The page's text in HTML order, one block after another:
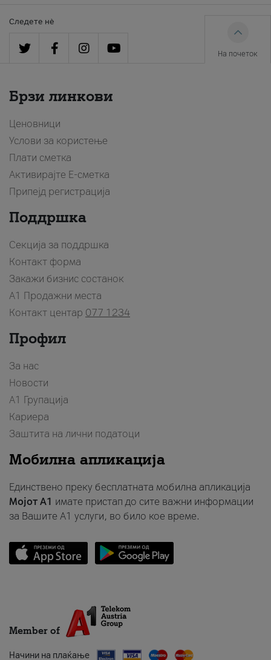
Следете нè
На почеток
Брзи линкови
Ценовници
Услови за користење
Плати сметка
Активирајте Е-сметка
Припејд регистрација
Поддршка
Секција за поддршка
Контакт форма
Закажи бизнис состанок
A1 Продажни места
Контакт центар 077 1234
Профил
За нас
Новости
А1 Групација
Кариера
Заштита на лични податоци
Мобилна апликација
Единствено преку бесплатната мобилна апликација
Мојот A1 имате пристап до сите важни информации
за Вашите A1 услуги, во било кое време.
Member of
Начини на плаќање